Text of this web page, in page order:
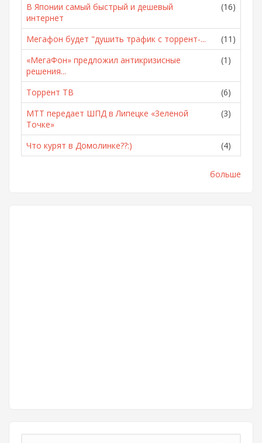
В Японии самый быстрый и дешевый
интернет
(16)
Мегафон будет "душить трафик с торрент-...
(11)
«МегаФон» предложил антикризисные
решения...
(1)
Торрент ТВ
(6)
МТТ передает ШПД в Липецке «Зеленой
Точке»
(3)
Что курят в Домолинке??:) (4)
больше